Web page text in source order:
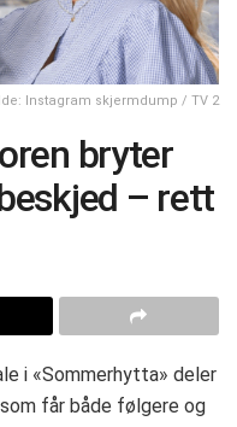
Instagram skjermdump / TV 2
bryter
– rett
i «Sommerhytta» deler
får både følgere og